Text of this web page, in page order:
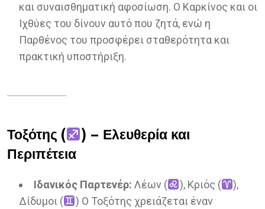
και συναισθηματική αφοσίωση. Ο Καρκίνος και οι
Ιχθύες του δίνουν αυτό που ζητά, ενώ η
Παρθένος του προσφέρει σταθερότητα και
πρακτική υποστήριξη.
Τοξότης (
) – Ελευθερία και
Περιπέτεια
Ιδανικός Παρτενέρ: Λέων ( ), Κριός (
),
Δίδυμοι (
) Ο Τοξότης χρειάζεται έναν